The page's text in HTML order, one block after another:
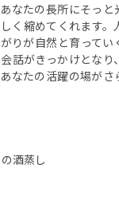
なたの長所にそっ
く縮めてくれます。
りが自然と育ってい
話がきっかけとなり
なたの活躍の場がさ
酒蒸し